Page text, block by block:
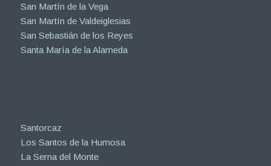
San Martín de la Vega
San Martín de Valdeiglesias
San Sebastián de los Reyes
Santa María de la Alameda
Santorcaz
Los Santos de la Humosa
La Serna del Monte